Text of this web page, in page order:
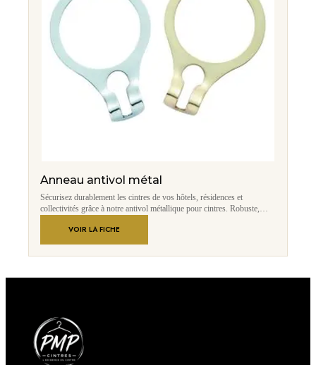
Anneau antivol métal
Sécurisez durablement les cintres de vos hôtels, résidences et
collectivités grâce à notre antivol métallique pour cintres. Robuste,
tout en conservant une présentation élégante des penderies.
VOIR LA FICHE